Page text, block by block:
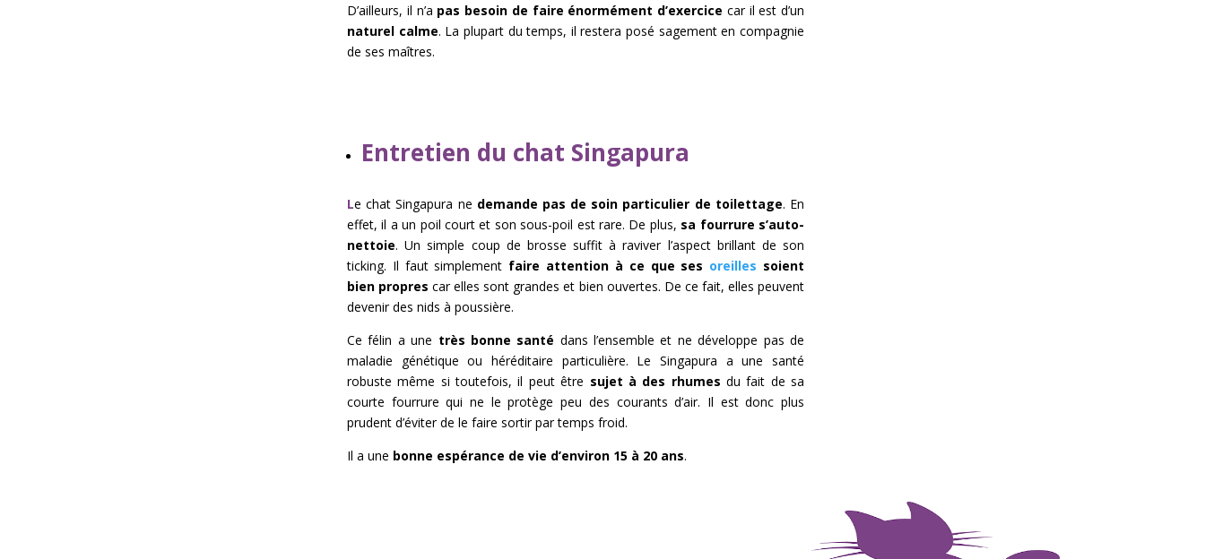
D’ailleurs, il n’a pas besoin de faire énormément d’exercice car il est d’un
naturel calme. La plupart du temps, il restera posé sagement en compagnie
de ses maîtres.
Entretien du chat Singapura
Le chat Singapura ne demande pas de soin particulier de toilettage. En
effet, il a un poil court et son sous-poil est rare. De plus, sa fourrure s’auto-
nettoie. Un simple coup de brosse suffit à raviver l’aspect brillant de son
ticking. Il faut simplement faire attention à ce que ses oreilles soient
bien propres car elles sont grandes et bien ouvertes. De ce fait, elles peuvent
devenir des nids à poussière.
Ce félin a une très bonne santé dans l’ensemble et ne développe pas de
maladie génétique ou héréditaire particulière. Le Singapura a une santé
robuste même si toutefois, il peut être sujet à des rhumes du fait de sa
courte fourrure qui ne le protège peu des courants d’air. Il est donc plus
prudent d’éviter de le faire sortir par temps froid.
Il a une bonne espérance de vie d’environ 15 à 20 ans.